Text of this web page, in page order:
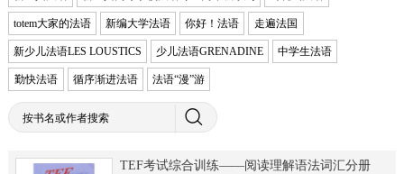
totem大家的法语 新编大学法语 你好！法语 走遍法国
新少儿法语LES LOUSTICS 少儿法语GRENADINE 中学生法语
勤快法语 循序渐进法语 法语“漫”游
TEF考试综合训练——阅读理解语法词汇分册